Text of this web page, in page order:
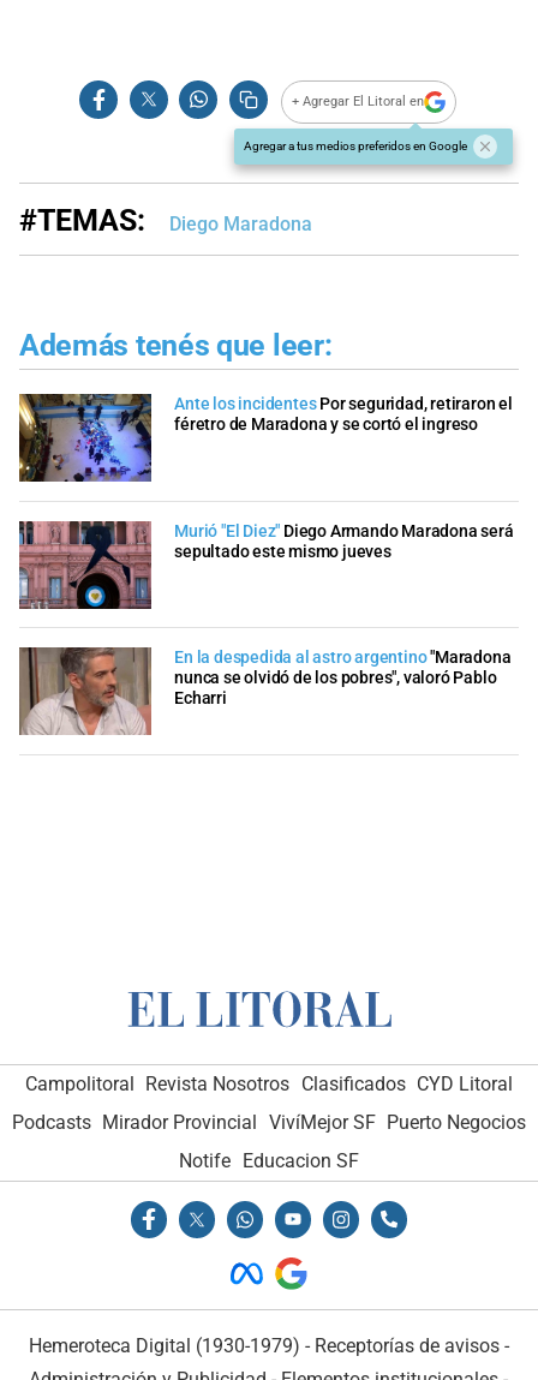
+ Agregar El Litoral en
Agregar a tus medios preferidos en Google
#TEMAS: Diego Maradona
Además tenés que leer:
Ante los incidentes Por seguridad, retiraron el
féretro de Maradona y se cortó el ingreso
Murió "El Diez" Diego Armando Maradona será
sepultado este mismo jueves
En la despedida al astro argentino"Maradona
nunca se olvidó de los pobres", valoró Pablo
Echarri
Campolitoral Revista Nosotros Clasificados CYD Litoral
Podcasts Mirador Provincial VivíMejor SF Puerto Negocios
Notife
Educacion SF
Hemeroteca Digital (1930-1979) - Receptorías de avisos -